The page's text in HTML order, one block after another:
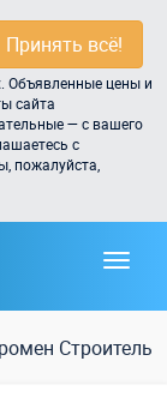
Принять всё!
Объявленные цены и
сайта
— с вашего
с
пожалуйста,
Строитель